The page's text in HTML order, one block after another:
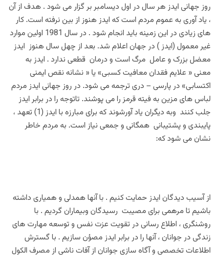
روز جهانی ایدز هر سال در اول دیسامبر بر گزار می شود . هدف از آن
، یاد آوری به عموم مردم است که ایدز هنوز از بین نرفته است. کار
های زیادی در این زمینه باید انجام شود . در سال 1981 اولین موارد
غیر معمول (ایدز ) در جهان اعلام شد. بعد از چهل سال هنوز ایدز
معضل بزرک و عامل مرگ است و درمان قطعی ندارد . ایدز به
معنی « علایم فقدان معافیت کسبی» یا « نشانه نقص ایمنی
اکتسابی» در پارسی – دری ترجمه می شود. در روز جهانی ایدز مردم
لباس های مزین به فیته قرمز را می پوشند. تاتوجه را در برابر ایدز
جلب کنند ‌ و‌به دیگران یاد آورشوند که برای مبارزه با ایدز (1) تعهد ،
پایبندی و پشتیبانی همگانی و جمعی نیاز است. به مردم خاطر
نشان می شود که:
از آسیب دیدگان ایدز حمایت کنیم . با آنها همدلی و همیاری داشته
باشیم تا مرهمی برای مصیبت رسیدگان و‌بیماران گردیم . با
روشنگری ، اطلاع رسانی در تقویت عزت نفس و توسعه مهارت های
زندگی در جوانان ، آنها را در برابر ایدز مصؤن سازیم . با گسترش
اطلاعات تخصصی و آگاه سازی جوانان از آفات ناشی از مصرف الکول